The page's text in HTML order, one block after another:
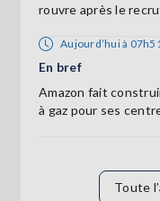
rouvre après le
Aujourd’hui à 07h51
En bref
Amazon fait
à gaz pour ses
Toute